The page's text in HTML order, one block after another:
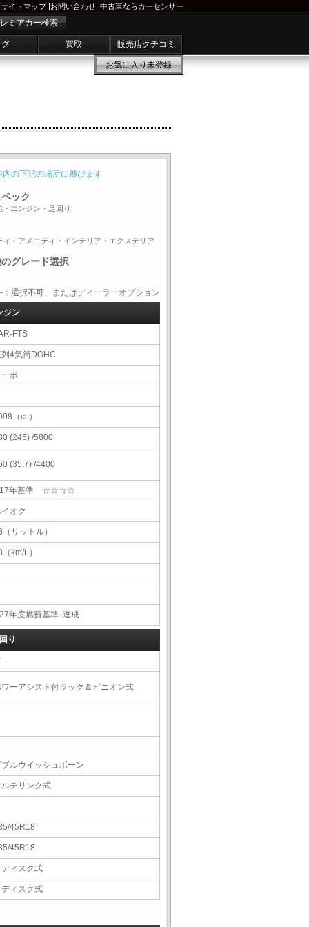
サイトマップ|お問い合わせ |中古車ならカーセンサー
ミアカー検索
買取 販売店クチコミ
お気に入り未登録
内の下記の場所に飛びます
ック
・エンジン・足回り
ィ・アメニティ・インテリア・エクステリア
グレード選択
択不可、またはディーラーオプション
ジン
FTS
4気筒DOHC
ーボ
（cc）
(245) /5800
(35.7) /4400
年基準 ☆☆☆☆
オク
（リットル）
（km/L）
年度燃費基準 達成
り
ーアシスト付ラック＆ピニオン式
ブルウイッシュボーン
ルチリンク式
45R18
45R18
ディスク式
ディスク式